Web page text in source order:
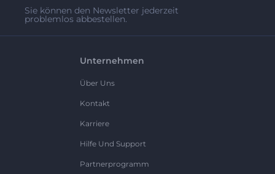
Sie können den Newsletter jederzeit
problemlos abbestellen.
Unternehmen
Über Uns
Kontakt
Karriere
Hilfe Und Support
Partnerprogramm